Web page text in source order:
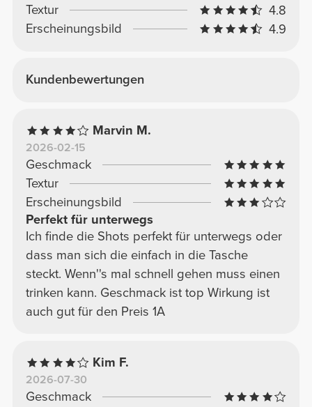
Textur
4.8
Erscheinungsbild
4.9
Kundenbewertungen
Marvin M.
2026-02-15
Geschmack
Textur
Erscheinungsbild
Perfekt für unterwegs
Ich finde die Shots perfekt für unterwegs oder
dass man sich die einfach in die Tasche
steckt. Wenn''s mal schnell gehen muss einen
trinken kann. Geschmack ist top Wirkung ist
auch gut für den Preis 1A
Kim F.
2026-07-30
Geschmack